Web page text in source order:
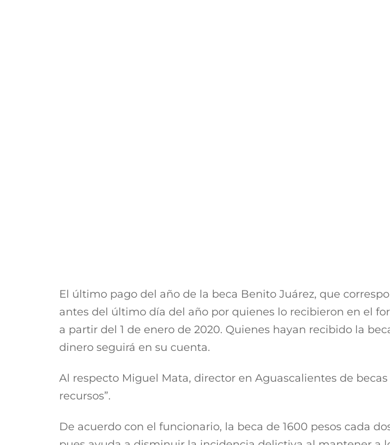
Margarita Díaz aprovechó esta oportunidad y hace ocho
que la colocó como la primera mujer emprendedora de la
Desde el ejido de El Papantón, localizado en el municipio de
COMPARTE: